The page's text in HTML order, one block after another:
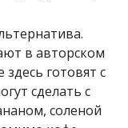
в авторском
готовят с
сделать с
соленой